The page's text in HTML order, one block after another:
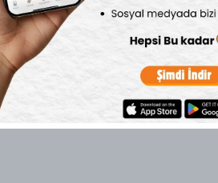
Ekran ömrünü korumak için
temasından kaçınılması
Let’s Be Child 12 İnç LCD
yaratıcılığı destekleyen